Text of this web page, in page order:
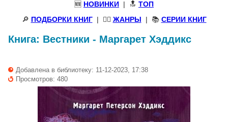
🆕 НОВИНКИ | 🔝 ТОП
🔎 ПОДБОРКИ КНИГ| 🧝‍♀️ ЖАНРЫ | 📚 СЕРИИ КНИГ
Книга: Вестники - Маргарет Хэддикс
Добавлена в библиотеку: 11-12-2023, 17:38
Просмотров: 480